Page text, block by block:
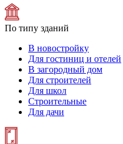
По типу зданий
В новостройку
Для гостиниц и отелей
В загородный дом
Для строителей
Для школ
Строительные
Для дачи